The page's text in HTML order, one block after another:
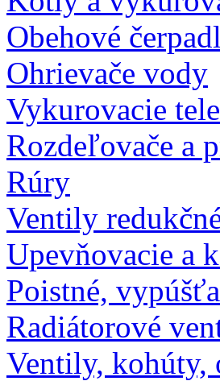
Obehové
Ohrievače vody
Vykurovacie
Rozdeľovače a
Rúry
Ventily
Upevňovacie a
Poistné,
Radiátorové
Ventily, kohúty,